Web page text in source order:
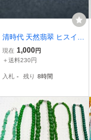
清時代 天然翡翠 ヒスイ
紫翡翠 円形提げ玉 ペンダ
ント 根付 古美術 唐物 時
出し XC66111
現在 1,000円
＋送料230円
入札 - 残り 8時間